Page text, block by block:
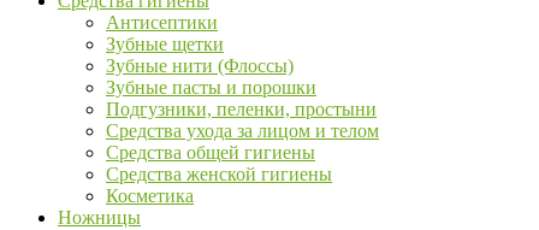
Антисептики
Зубные щетки
Зубные нити (Флоссы)
Зубные пасты и порошки
Подгузники, пеленки, простыни
Средства ухода за лицом и телом
Средства общей гигиены
Средства женской гигиены
Косметика
Ножницы